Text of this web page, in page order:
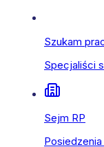
Szukam
Specjaliści
Sejm RP